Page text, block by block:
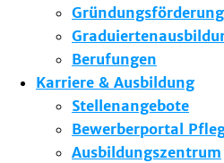
Berufungen
Karriere & Ausbildung
Stellenangebote
Bewerberportal
Ausbildungszentrum